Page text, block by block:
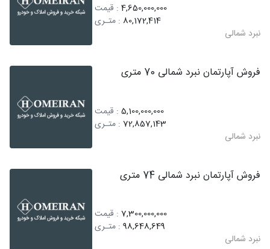
4,650,000,000 : قیمت
80,172,414 : متـری
نبرد شمالی
فروش آپارتمان نبرد شمالی 70 متری
5,100,000,000 : قیمت
72,857,143 : متـری
نبرد شمالی
فروش آپارتمان نبرد شمالی 74 متری
7,300,000,000 : قیمت
98,648,649 : متـری
نبرد شمالی